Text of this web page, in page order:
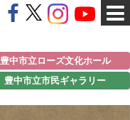
豊中市立ローズ文化ホール
豊中市立市民ギャラリー